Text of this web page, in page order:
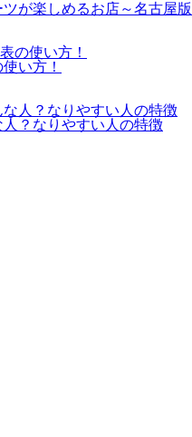
が楽しめるお店～名古屋版
い方！
？なりやすい人の特徴